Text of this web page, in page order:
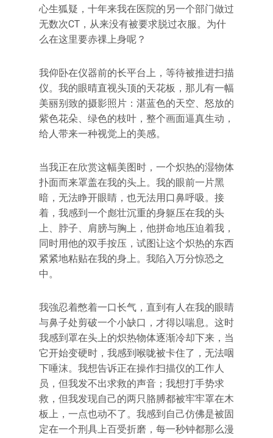
心生狐疑，十年来我在医院的另一个部门做过
无数次CT，从来没有被要求脱过衣服。为什
么在这里要赤祼上身呢？
我仰卧在仪器前的长平台上，等待被推进扫描
仪。我的眼晴直视头顶的天花板，那儿有一幅
美丽别致的摄影照片：湛蓝色的天空、怒放的
紫色花朵、绿色的枝叶，整个画面逼真生动，
给人带来一种视觉上的美感。
当我正在欣赏这幅美图时，一个炽热的湿物体
扑面而来罩盖在我的头上。我的眼前一片黑
暗，无法睁开眼睛，也无法用口鼻呼吸。接
着，我感到一个彪壮沉重的身躯压在我的头
上、脖子、肩膀与胸上，他拼命地压迫着我，
同时用他的双手按压，试图让这个炽热的东西
紧紧地粘贴在我的身上。我陷入万分惊恐之
中。
我強忍着憋着一口长气，直到有人在我的眼睛
与鼻子处剪破一个小缺口，才得以喘息。这时
我感到罩在头上的炽热物体逐渐冷却下来，当
它开始变硬时，我感到喉咙被卡住了，无法咽
下唾沫。我想告诉正在操作扫描仪的工作人
员，但我发不出求救的声音；我想打手势求
救，但我发现自己的两只胳膊都被牢牢罩在木
板上，一点也动不了。我感到自己仿佛是被固
定在一个刑具上百受折磨，每一秒钟都那么漫